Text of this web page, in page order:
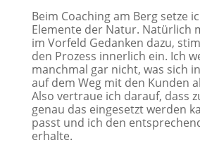
Beim Coaching am Berg setze
Elemente der Natur. Natürlich
im Vorfeld Gedanken dazu,
den Prozess innerlich ein. Ich
manchmal gar nicht, was sich
auf dem Weg mit den Kunden
Also vertraue ich darauf, dass
genau das eingesetzt werden
passt und ich den
erhalte.